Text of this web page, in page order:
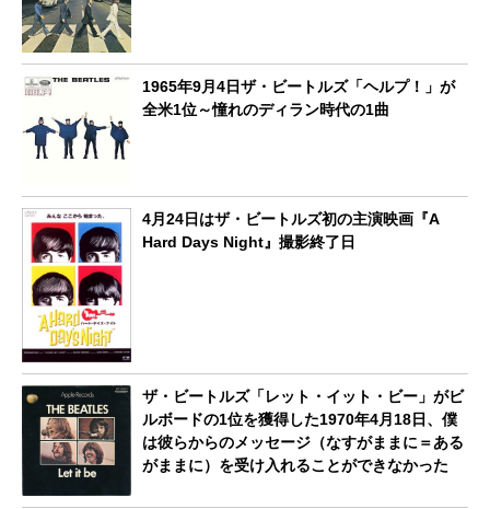
1965年9月4日ザ・ビートルズ「ヘルプ！」が
全米1位～憧れのディラン時代の1曲
4月24日はザ・ビートルズ初の主演映画『A
Hard Days Night』撮影終了日
ザ・ビートルズ「レット・イット・ビー」がビ
ルボードの1位を獲得した1970年4月18日、僕
は彼らからのメッセージ（なすがままに＝ある
がままに）を受け入れることができなかった